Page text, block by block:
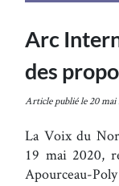
Arc
des
Article publié le 20 mai
La Voix du
19 mai 2020,
Apourceau-